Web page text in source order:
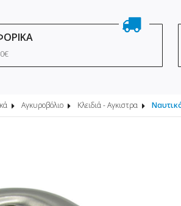
Αγκυροβόλιο Κλειδιά - Αγκιστρα